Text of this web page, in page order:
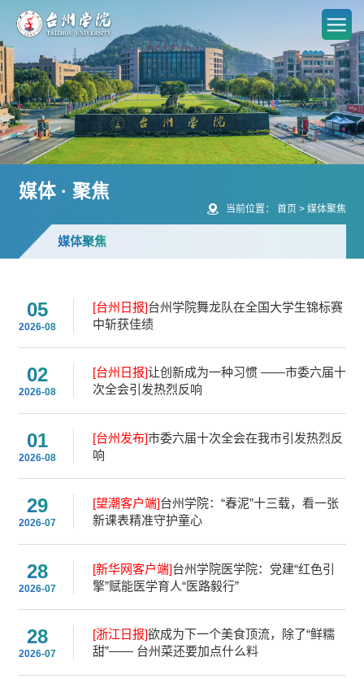
媒体 · 聚焦
当前位置： 首页> 媒体聚焦
媒体聚焦
05
2026-08
[台州日报]台州学院舞龙队在全国大学生锦标赛
中斩获佳绩
02
2026-08
[台州日报]让创新成为一种习惯 ——市委六届十
次全会引发热烈反响
01
2026-08
[台州发布]市委六届十次全会在我市引发热烈反
响
29
2026-07
[望潮客户端]台州学院：“春泥”十三载，看一张
新课表精准守护童心
28
2026-07
[新华网客户端]台州学院医学院：党建“红色引
擎”赋能医学育人“医路毅行”
28
2026-07
[浙江日报]欲成为下一个美食顶流，除了“鲜糯
甜”—— 台州菜还要加点什么料